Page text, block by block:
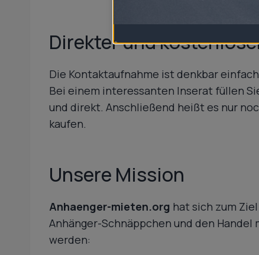
Direkter und
Die Kontaktaufnahme ist denkbar
Bei einem interessanten Inserat füllen
und direkt. Anschließend heißt es nur
kaufen.
Unsere Mission
Anhaenger-mieten.org hat sich zum
Anhänger-Schnäppchen und den
werden: